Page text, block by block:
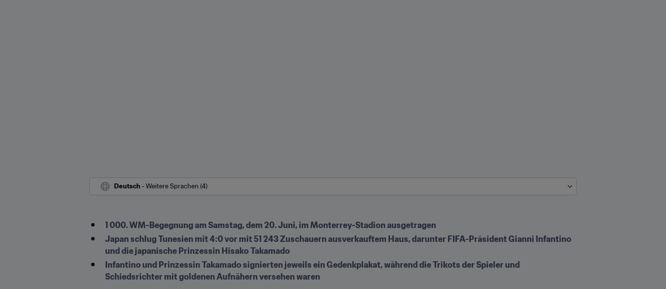
Deutsch - Weitere Sprachen (4)
1 000. WM-Begegnung am Samstag, dem 20. Juni, im Monterrey-Stadion ausgetragen
Japan schlug Tunesien mit 4:0 vor mit 51 243 Zuschauern ausverkauftem Haus, darunter FIFA-Präsident Gianni Infantino
und die japanische Prinzessin Hisako Takamado
Infantino und Prinzessin Takamado signierten jeweils ein Gedenkplakat, während die Trikots der Spieler und
Schiedsrichter mit goldenen Aufnähern versehen waren